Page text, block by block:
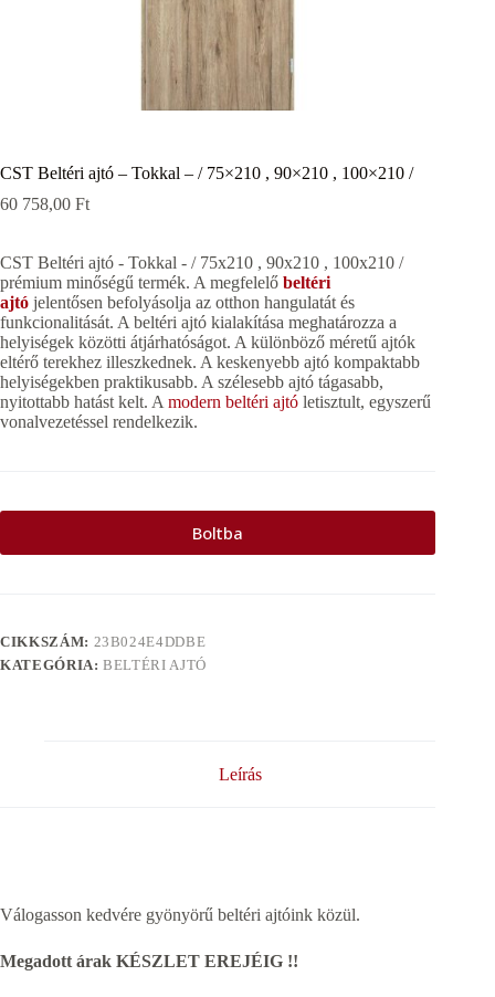
CST Beltéri ajtó – Tokkal – / 75×210 , 90×210 , 100×210 /
60 758,00 Ft
CST Beltéri ajtó - Tokkal - / 75x210 , 90x210 , 100x210 /
prémium minőségű termék. A megfelelő beltéri
ajtó jelentősen befolyásolja az otthon hangulatát és
funkcionalitását. A beltéri ajtó kialakítása meghatározza a
helyiségek közötti átjárhatóságot. A különböző méretű ajtók
eltérő terekhez illeszkednek. A keskenyebb ajtó kompaktabb
helyiségekben praktikusabb. A szélesebb ajtó tágasabb,
nyitottabb hatást kelt. A modern beltéri ajtó letisztult, egyszerű
vonalvezetéssel rendelkezik.
Boltba
CIKKSZÁM: 23B024E4DDBE
KATEGÓRIA:BELTÉRI AJTÓ
Leírás
Válogasson kedvére gyönyörű beltéri ajtóink közül.
Megadott árak KÉSZLET EREJÉIG !!